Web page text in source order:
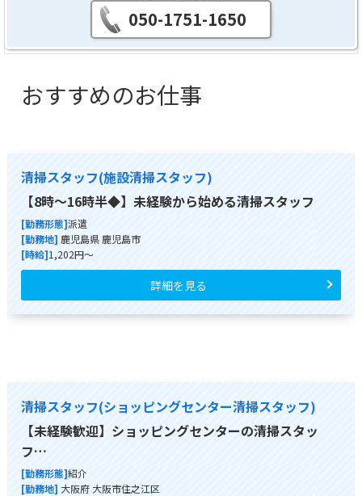
050-1751-1650
おすすめのお仕事
清掃スタッフ(施設清掃スタッフ)
【8時～16時半◆】未経験から始める清掃スタッフ
[勤務形態]派遣
[勤務地] 鹿児島県 鹿児島市
[時給]1,202円～
詳細を見る
清掃スタッフ(ショッピングセンター清掃スタッフ)
【未経験歓迎】ショッピングセンターの清掃スタッ
フ…
[勤務形態]紹介
[勤務地] 大阪府 大阪市住之江区